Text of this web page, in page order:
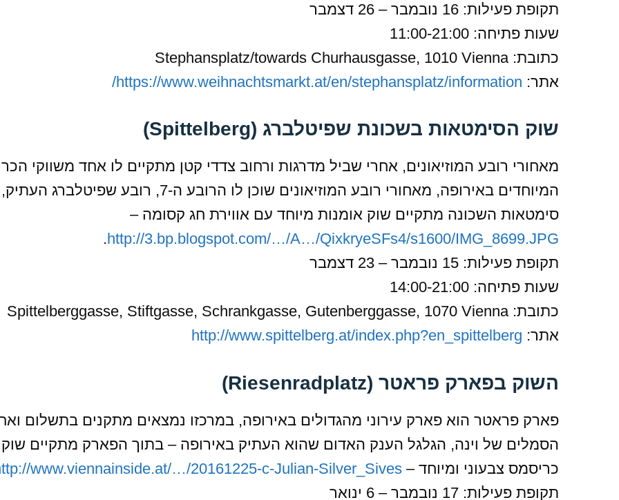
תקופת פעילות: 16 נובמבר – 26 דצמבר
שעות פתיחה: 11:00-21:00
כתובת: Stephansplatz/towards Churhausgasse, 1010 Vienna
אתר: https://www.weihnachtsmarkt.at/en/stephansplatz/information/
שוק הסימטאות בשכונת שפיטלברג (Spittelberg)
מאחורי רובע המוזיאונים, אחרי שביל מדרגות ורחוב צדדי קטן מתקיים לו אחד משווקי
המיוחדים באירופה, מאחורי רובע המוזיאונים שוכן לו הרובע ה-7, רובע
סימטאות השכונה מתקיים שוק אומנות מיוחד עם אווירת חג קסומה –
http://3.bp.blogspot.com/…/A…/QixkryeSFs4/s1600/IMG_8699.JPG
.
תקופת פעילות: 15 נובמבר – 23 דצמבר
שעות פתיחה: 14:00-21:00
כתובת: Spittelberggasse, Stiftgasse, Schrankgasse, Gutenberggasse, 1070 Vienna
אתר: http://www.spittelberg.at/index.php?en_spittelberg
השוק בפארק פראטר (Riesenradplatz)
פארק פראטר הוא פארק עירוני מהגדולים באירופה, במרכזו נמצאים מתקנים בתשלום
הסמלים של וינה, הגלגל הענק האדום שהוא העתיק באירופה – בתוך הפארק מתקיים שוק
כריסמס צבעוני ומיוחד – www.viennainside.at/…/20161225-c-Julian-Silver_Sives…
תקופת פעילות: 17 נובמבר – 6 ינואר